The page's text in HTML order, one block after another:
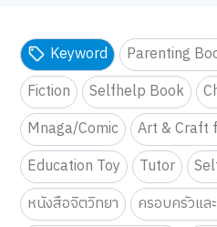
Keyword Parenting
Fiction
Selfhelp Book
Mnaga/Comic
Art & Craft
Education Toy
Tutor
หนังสือจิตวิทยา
ครอบครัวแล